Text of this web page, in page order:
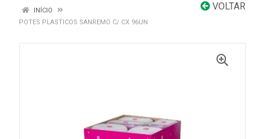
VOLTAR
INÍCIO
POTES PLASTICOS SANREMO C/ CX 96UN